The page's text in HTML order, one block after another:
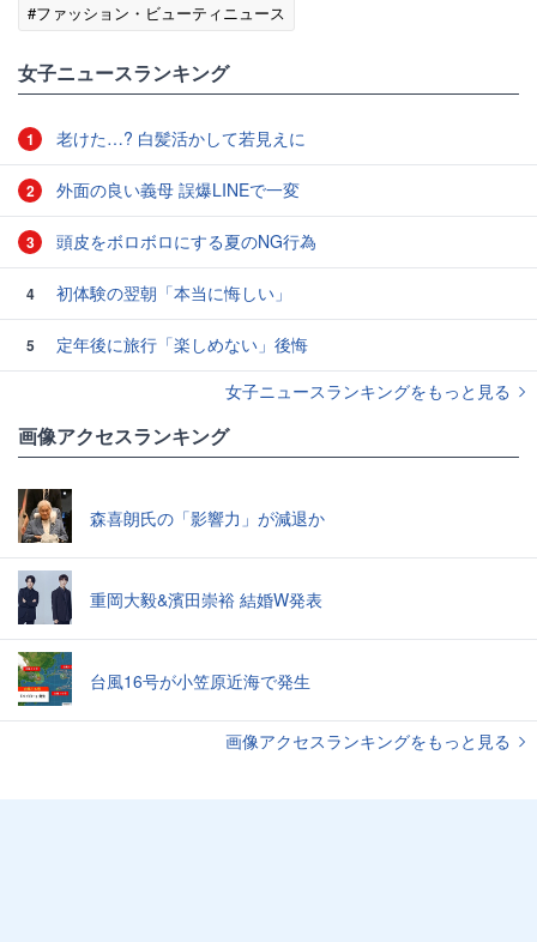
#ファッション・ビューティニュース
女子ニュースランキング
1 老けた…? 白髪活かして若見えに
2 外面の良い義母 誤爆LINEで一変
3 頭皮をボロボロにする夏のNG行為
4 初体験の翌朝「本当に悔しい」
5
定年後に旅行「楽しめない」後悔
女子ニュースランキングをもっと見る
画像アクセスランキング
森喜朗氏の「影響力」が減退か
重岡大毅&濱田崇裕 結婚W発表
台風16号が小笠原近海で発生
画像アクセスランキングをもっと見る